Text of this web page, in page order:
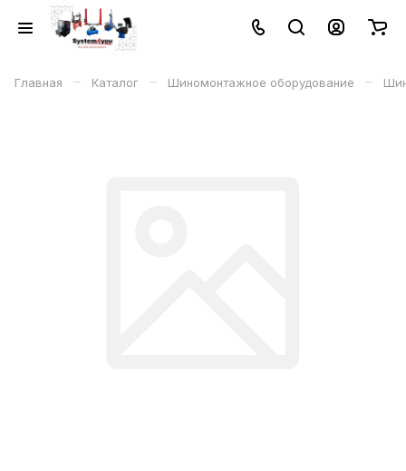
Главная – Каталог – Шиномонтажное оборудование –